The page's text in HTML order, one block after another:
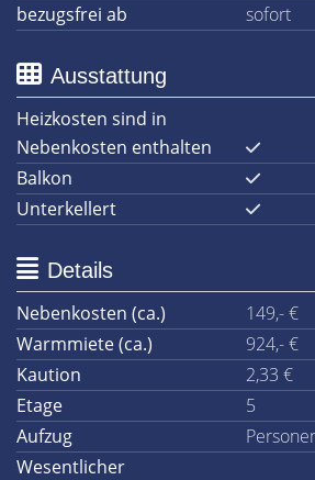
bezugsfrei ab
sofort
Ausstattung
Heizkosten sind in
Nebenkosten enthalten
Balkon
Unterkellert
Details
Nebenkosten (ca.)
149,- €
Warmmiete (ca.)
924,- €
Kaution
2,33 €
Etage
5
Aufzug
Wesentlicher